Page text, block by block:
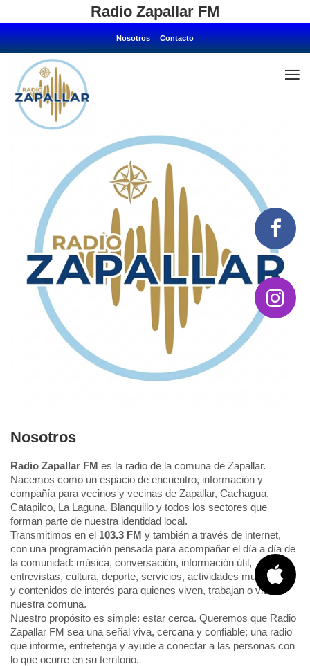
Radio Zapallar FM
Nosotros Contacto
Home Nosotros
Nosotros
Radio Zapallar FM es la radio de la comuna de Zapallar.
Nacemos como un espacio de encuentro, información y
compañía para vecinos y vecinas de Zapallar, Cachagua,
Catapilco, La Laguna, Blanquillo y todos los sectores que
forman parte de nuestra identidad local.
Transmitimos en el 103.3 FM y también a través de internet,
con una programación pensada para acompañar el día a día de
la comunidad: música, conversación, información útil,
entrevistas, cultura, deporte, servicios, actividades municipales
y contenidos de interés para quienes viven, trabajan o visitan
nuestra comuna.
Nuestro propósito es simple: estar cerca. Queremos que Radio
Zapallar FM sea una señal viva, cercana y confiable; una radio
que informe, entretenga y ayude a conectar a las personas con
lo que ocurre en su territorio.